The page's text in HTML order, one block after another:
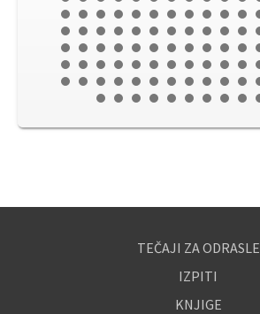
TEČAJI ZA ODRASLE
IZPITI
KNJIGE